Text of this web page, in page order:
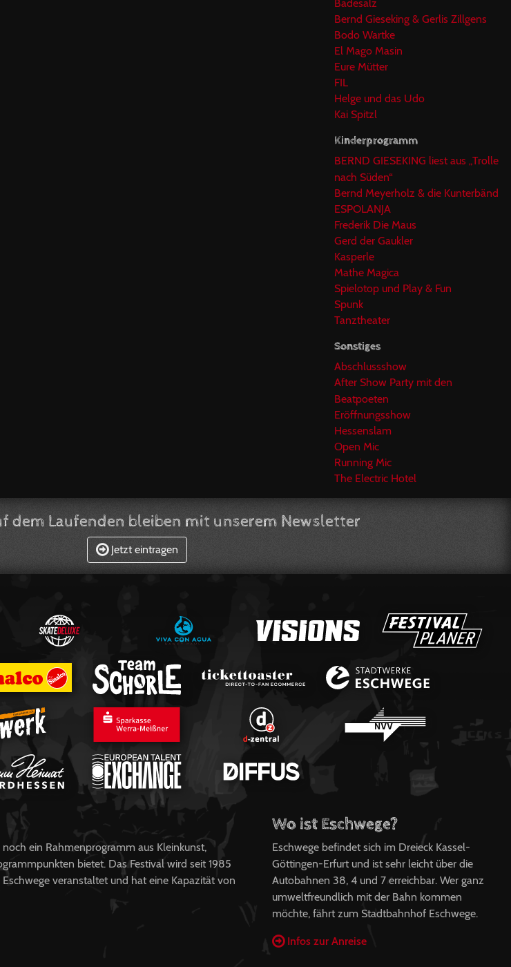
Badesalz
Bernd Gieseking & Gerlis Zillgens
Bodo Wartke
El Mago Masin
Eure Mütter
FIL
Helge und das Udo
Kai Spitzl
Kinderprogramm
BERND GIESEKING liest aus „Trolle
nach Süden“
Bernd Meyerholz & die Kunterbänd
ESPOLANJA
Frederik Die Maus
Gerd der Gaukler
Kasperle
Mathe Magica
Spielotop und Play & Fun
Spunk
Tanztheater
Sonstiges
Abschlussshow
After Show Party mit den
Beatpoeten
Eröffnungsshow
Hessenslam
Open Mic
Running Mic
The Electric Hotel
dem Laufenden bleiben mit unserem Newsletter
Jetzt eintragen
ein Rahmenprogramm aus Kleinkunst,
bietet. Das Festival wird seit 1985
veranstaltet und hat eine Kapazität von
Wo ist Eschwege?
Eschwege befindet sich im Dreieck Kassel-
Göttingen-Erfurt und ist sehr leicht über die
Autobahnen 38, 4 und 7 erreichbar. Wer ganz
umweltfreundlich mit der Bahn kommen
möchte, fährt zum Stadtbahnhof Eschwege.
Infos zur Anreise